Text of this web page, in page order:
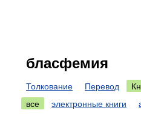
бласфемия
Толкование Перевод
все
электронные книги